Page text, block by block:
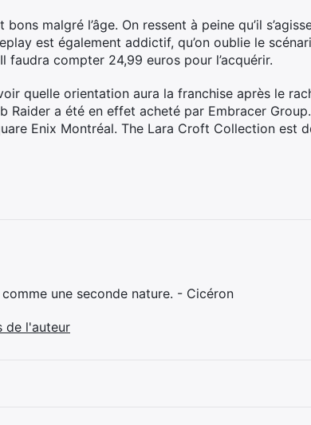
malgré l’âge. On ressent à peine qu’il
est également addictif, qu’on oublie le
compter 24,99 euros pour l’acquérir.
quelle orientation aura la franchise après le
Raider a été en effet acheté par Embracer
Enix Montréal. The Lara Croft Collection est
comme une seconde nature. - Cicéron
de l'auteur